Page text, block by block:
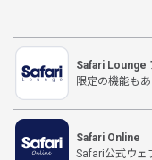
Safari Lounge
限定の機能も
Safari Online
Safari公式ウェ